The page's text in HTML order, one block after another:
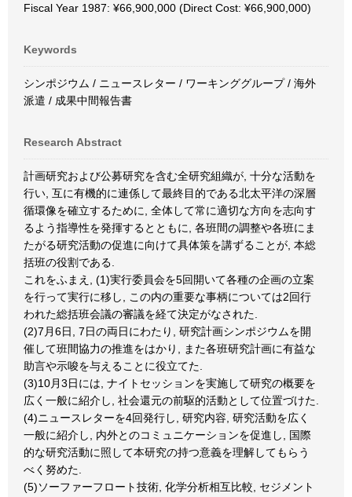
Fiscal Year 1987: ¥66,900,000 (Direct Cost: ¥66,900,000)
Keywords
シンポジウム / ニュースレター / ワーキンググループ / 海外
派遣 / 成果中間報告書
Research Abstract
計画研究および公募研究を含む全研究組織が, 十分な活動を
行い, 互に有機的に連係して最終目的である北太平洋の深層
循環像を確立するために, 全体して常に適切な方向を志向す
るよう指導性を発揮するとともに, 各班間の調整や各班にま
たがる研究活動の促進に向けて具体策を講ずることが, 本総
括班の役割である.
これをふまえ, (1)実行委員会を5回開いて各種の企画の立案
を行って実行に移し, この内の重要な事柄については2回行
われた総括班会議の審議を経て決定がなされた.
(2)7月6日, 7日の両日にわたり, 研究計画シンポジウムを開
催して班間協力の推進をはかり, また各班研究計画に有益な
助言や示唆を与えることに役立てた.
(3)10月3日には, ナイトセッションを実施して研究の概要を
広く一般に紹介し, 社会還元の前駆的活動として位置づけた.
(4)ニュースレターを4回発行し, 研究内容, 研究活動を広く
一般に紹介し, 内外とのコミュニケーションを促進し, 国際
的な研究活動に照して本研究の持つ意義を理解してもらう
べく努めた.
(5)ソーファーフロート技術, 化学分析相互比較, セジメント